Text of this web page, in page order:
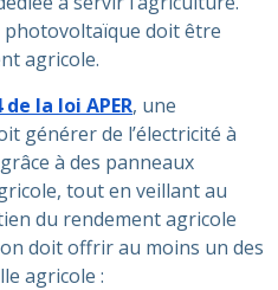
doit être
agricole.
la loi APER, une
générer de l’électricité à
à des panneaux
tout en veillant au
du rendement agricole
doit offrir au moins un des
agricole :